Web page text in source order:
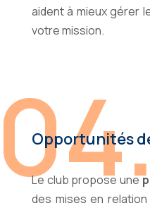
aident à mieux gérer
votre mission.
Opportunités
Le club propose une
des mises en